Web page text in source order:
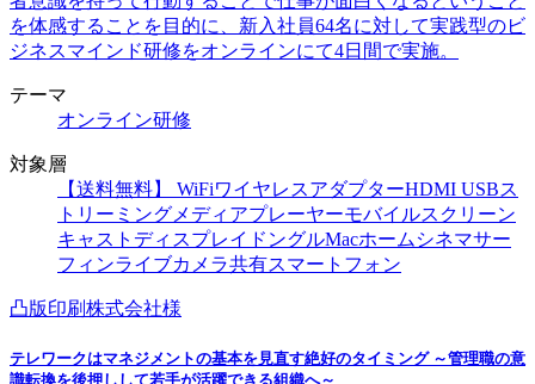
を体感することを目的に、新入社員64名に対して実践型のビ
ジネスマインド研修をオンラインにて4日間で実施。
テーマ
オンライン研修
対象層
【送料無料】 WiFiワイヤレスアダプターHDMI USBス
トリーミングメディアプレーヤーモバイルスクリーン
キャストディスプレイドングルMacホームシネマサー
フィンライブカメラ共有スマートフォン
凸版印刷株式会社様
テレワークはマネジメントの基本を見直す絶好のタイミング ～管理職の意
識転換を後押しして若手が活躍できる組織へ～